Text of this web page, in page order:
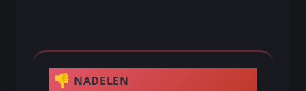
👎 NADELEN